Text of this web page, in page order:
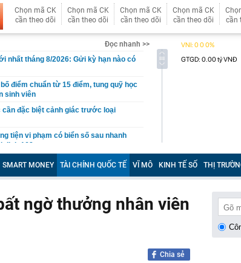
Chọn mã CK
cần theo dõi
Chọn mã CK
cần theo dõi
Chọn mã CK
cần theo dõi
Chọn mã CK
cần theo dõi
cần
Đọc nhanh >>
nhất tháng 8/2026: Gửi kỳ hạn nào có
điểm chuẩn từ 15 điểm, tung quỹ học
sinh viên
đặc biệt cảnh giác trước loại
tiện vi phạm có biển số sau nhanh
định 168
chủ hộ kinh doanh Huỳnh Hạ Thi
giữa đêm
2026 cao nhất 26,5
chí mạng trong kho tên lửa của Mỹ
SMART MONEY TÀI CHÍNH QUỐC TẾ VĨ MÔ KINH TẾ SỐ THỊ
ngờ thưởng nhân viên
Chia sẻ